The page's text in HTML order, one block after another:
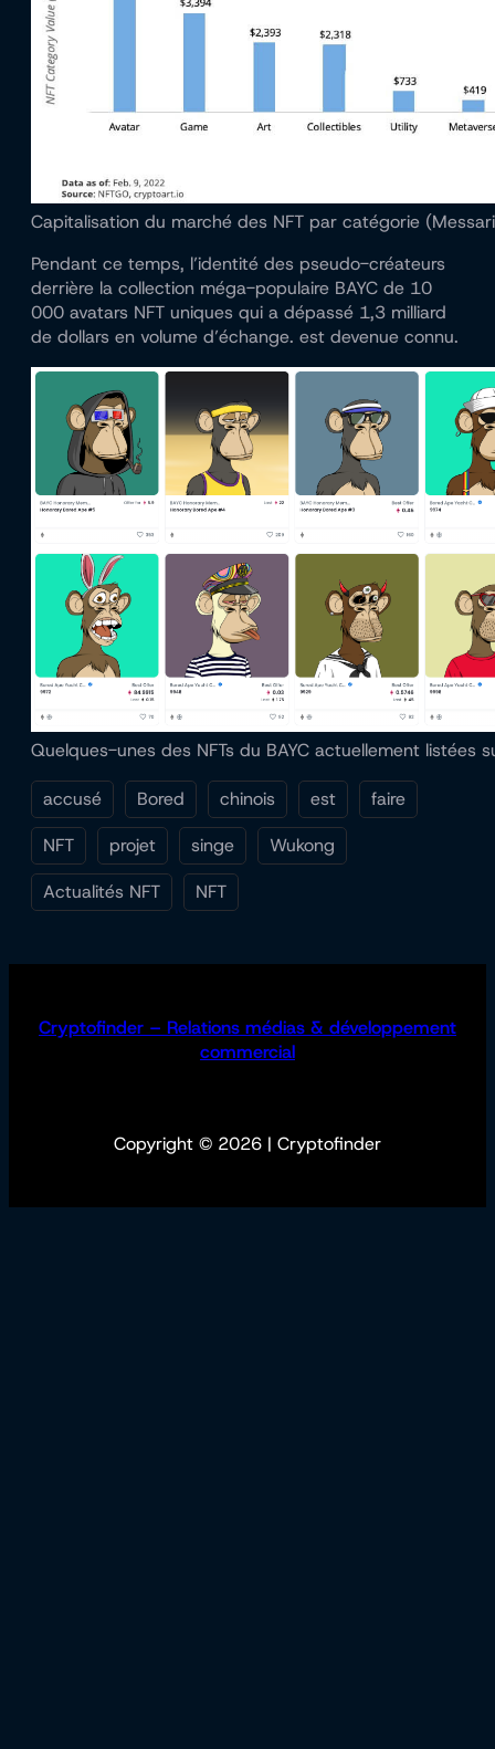
Capitalisation du marché des NFT par catégorie
Pendant ce temps, l’identité des pseudo-créateurs
derrière la collection méga-populaire BAYC de 10
000 avatars NFT uniques qui a dépassé 1,3 milliard
de dollars en volume d’échange. est devenue connu.
Quelques-unes des NFTs du BAYC actuellement listées
accusé Bored chinois est
faire
NFT
projet singe
Wukong
Actualités NFT
NFT
Cryptofinder – Relations médias & développement
commercial
Copyright © 2026 | Cryptofinder